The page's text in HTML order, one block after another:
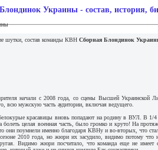
Украины - состав, история,
шутки, состав команды КВН Сборная Блондинок
начали с 2008 года, со сцены Высшей
всю мужскую часть аудитории, включая ведущего.
красавицы вновь попадают на родину в ВУЛ. В 1/
целая военная часть, было громко и круто! На
они поумнели именно благодаря КВНу и во-вторых, что
2010 года, но жюри их засудило, видимо потому что
Видимо жюри посчитало, что команда еще не имеет